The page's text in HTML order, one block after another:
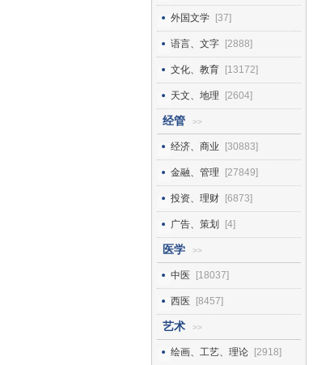
外国文学 [37]
语言、文字 [2888]
文化、教育 [13172]
天文、地理 [2604]
经管 >>
经济、商业 [30883]
金融、管理 [27849]
投资、理财 [6873]
广告、策划 [4]
医学 >>
中医 [18037]
西医 [8457]
艺术 >>
绘画、工艺、理论 [2918]